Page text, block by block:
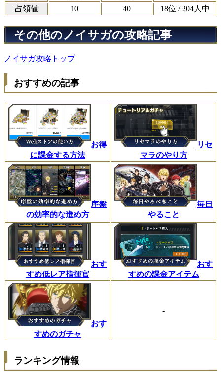
占領値
10 40 18位 / 204人中
その他のノイサガの攻略記事
ノイサガ攻略トップ
おすすめの記事
お得
に課金する方法
リセ
マラのやり方
序盤
の効率的な進め方
毎日
やること
おす
すめ低レア指揮官
おす
すめの課金アイテム
おす
すめのガチャ
-
ランキング情報